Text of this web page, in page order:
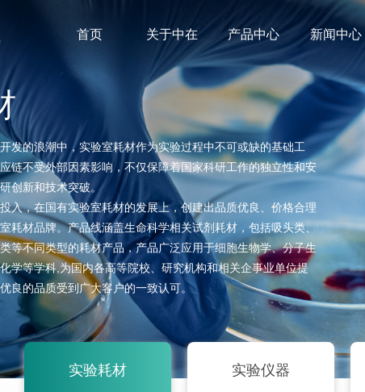
首页 关于中在 产品中心 新闻中心
发的浪潮中，实验室耗材作为实验过程中不可或缺的基础工
链不受外部因素影响，不仅保障着国家科研工作的独立性和安
创新和技术突破。
入，在国有实验室耗材的发展上，创建出品质优良、价格合理
耗材品牌。产品线涵盖生命科学相关试剂耗材，包括吸头类、
等不同类型的耗材产品，产品广泛应用于细胞生物学、分子生
学等学科,为国内各高等院校、研究机构和相关企事业单位提
良的品质受到广大客户的一致认可。
实验耗材 实验仪器